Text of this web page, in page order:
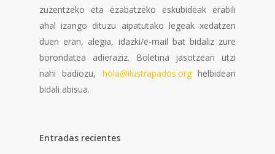
zuzentzeko eta ezabatzeko eskubideak erabili
ahal izango dituzu aipatutako legeak xedatzen
duen eran, alegia, idazki/e-mail bat bidaliz zure
borondatea adieraziz. Boletina jasotzeari utzi
nahi badiozu, hola@ilustrapados.orghelbideari
bidali abisua.
Entradas recientes